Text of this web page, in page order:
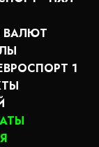
ВАЛЮТ
1